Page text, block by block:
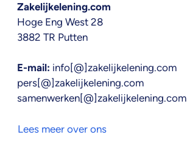
Zakelijkelening.com
Hoge Eng West 28
3882 TR Putten
E-mail: info[@]zakelijkelening.com
pers[@]zakelijkelening.com
samenwerken[@]zakelijkelening.com
Lees meer over ons